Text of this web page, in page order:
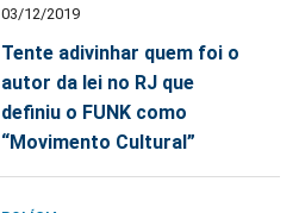
03/12/2019
Tente adivinhar quem foi o
autor da lei no RJ que
definiu o FUNK como
“Movimento Cultural”